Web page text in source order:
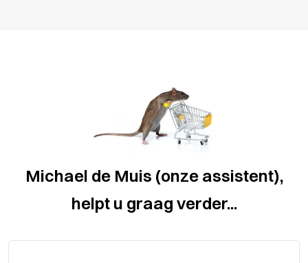
Michael de Muis (onze assistent),
helpt u graag verder...